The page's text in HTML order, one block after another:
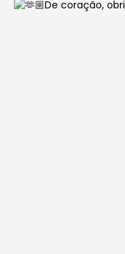
De coração,